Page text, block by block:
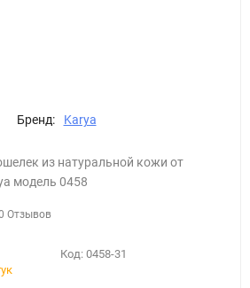
Бренд: Karya
из натуральной кожи от
модель 0458
Отзывов
Код: 0458-31